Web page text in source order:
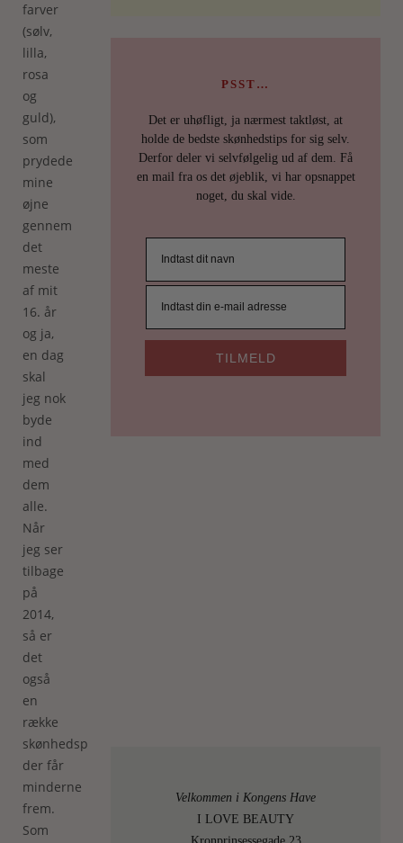
farver
(sølv,
lilla,
rosa
og
guld),
som
prydede
mine
øjne
gennem
det
meste
af mit
16. år
og ja,
en dag
skal
jeg nok
byde
ind
med
dem
alle.
Når
jeg ser
tilbage
på
2014,
så er
det
også
en
række
skønhedsprodukter,
der får
minderne
frem.
Som
PSST…
Det er uhøfligt, ja nærmest taktløst, at
holde de bedste skønhedstips for sig selv.
Derfor deler vi selvfølgelig ud af dem. Få
en mail fra os det øjeblik, vi har opsnappet
noget, du skal vide.
TILMELD
Velkommen i Kongens Have
I LOVE BEAUTY